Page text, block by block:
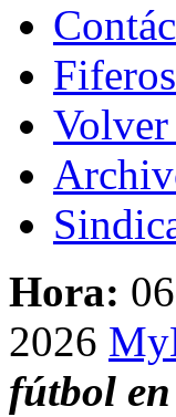
Hora:
2026
fútbol